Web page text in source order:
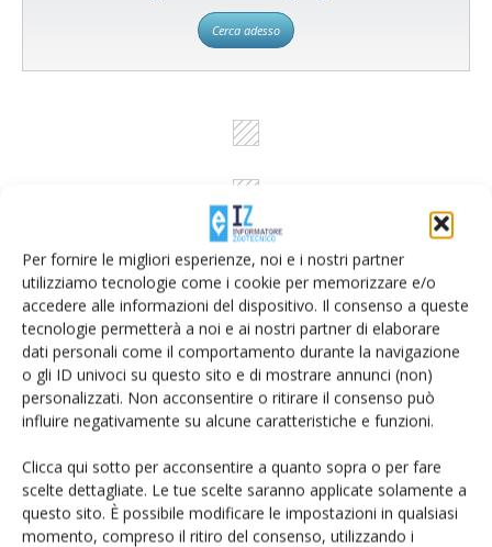
Per fornire le migliori esperienze, noi e i nostri partner
utilizziamo tecnologie come i cookie per memorizzare e/o
accedere alle informazioni del dispositivo. Il consenso a queste
tecnologie permetterà a noi e ai nostri partner di elaborare
dati personali come il comportamento durante la navigazione
o gli ID univoci su questo sito e di mostrare annunci (non)
personalizzati. Non acconsentire o ritirare il consenso può
influire negativamente su alcune caratteristiche e funzioni.
Clicca qui sotto per acconsentire a quanto sopra o per fare
scelte dettagliate. Le tue scelte saranno applicate solamente a
questo sito. È possibile modificare le impostazioni in qualsiasi
momento, compreso il ritiro del consenso, utilizzando i
Cerca adesso
Rimani aggiornato sul mondo
dell’agricoltura